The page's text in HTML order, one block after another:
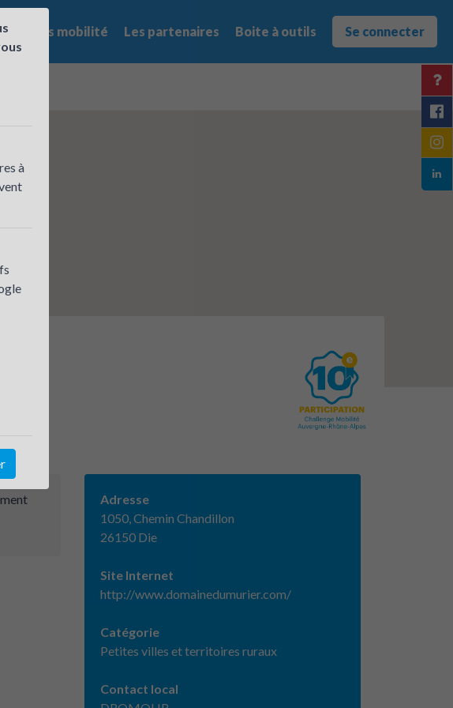
offres mobilité Les partenaires Boite à outils Se connecter
Adresse
1050, Chemin Chandillon
26150 Die
Site Internet
http://www.domainedumurier.com/
Catégorie
Petites villes et territoires ruraux
Contact local
à